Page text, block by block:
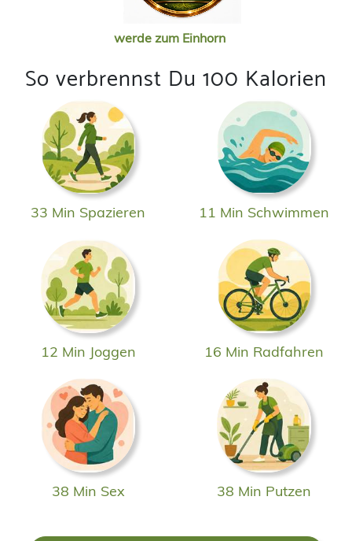
werde zum Einhorn
So verbrennst Du 100 Kalorien
33 Min Spazieren 11 Min Schwimmen
12 Min Joggen 16 Min Radfahren
38 Min Sex 38 Min Putzen